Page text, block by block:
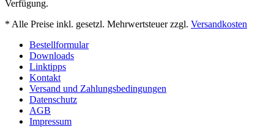
Verfügung.
* Alle Preise inkl. gesetzl. Mehrwertsteuer zzgl. Versandkosten
Bestellformular
Downloads
Linktipps
Kontakt
Versand und Zahlungsbedingungen
Datenschutz
AGB
Impressum